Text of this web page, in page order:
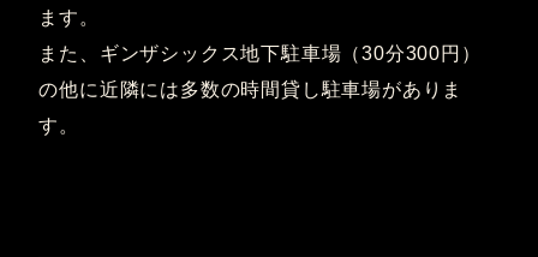
ます。
また、ギンザシックス地下駐車場（30分300円）
の他に近隣には多数の時間貸し駐車場がありま
す。